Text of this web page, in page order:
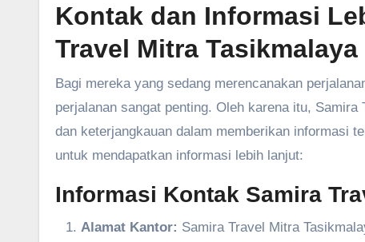
Kontak dan Informasi
Travel Mitra Tasikmalaya
Bagi mereka yang sedang merencanakan
perjalanan sangat penting. Oleh karena itu,
dan keterjangkauan dalam memberikan informasi
untuk mendapatkan informasi lebih lanjut:
Informasi Kontak Samira
Alamat Kantor: Samira Travel Mitra